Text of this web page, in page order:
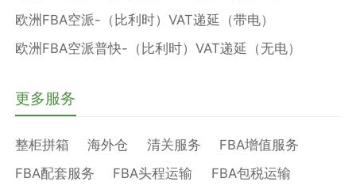
欧洲FBA空派-（比利时）VAT递延（带电）
欧洲FBA空派普快-（比利时）VAT递延（无电）
更多服务
整柜拼箱 海外仓 清关服务
FBA增值服务
FBA配套服务
FBA头程运输
FBA包税运输